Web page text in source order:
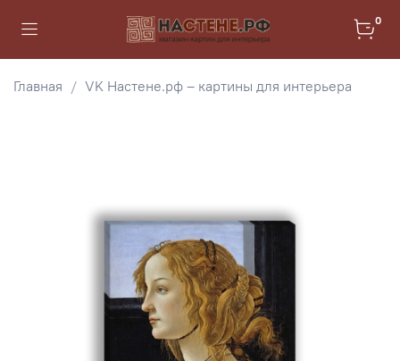
0
Главная VK Настене.рф – картины для интерьера